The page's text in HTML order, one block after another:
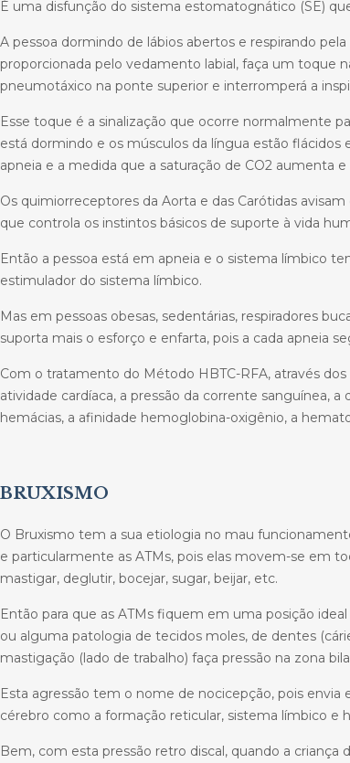
É uma disfunção do sistema estomatognático (SE)
A pessoa dormindo de lábios abertos e respirando
proporcionada pelo vedamento labial, faça um toque
pneumotáxico na ponte superior e interromperá a
Esse toque é a sinalização que ocorre normalmente
está dormindo e os músculos da língua estão flácidos
apneia e a medida que a saturação de CO2 aumenta
Os quimiorreceptores da Aorta e das Carótidas
que controla os instintos básicos de suporte à vida
Então a pessoa está em apneia e o sistema límbico
estimulador do sistema límbico.
Mas em pessoas obesas, sedentárias, respiradores
suporta mais o esforço e enfarta, pois a cada apneia
Com o tratamento do Método HBTC-RFA, através
atividade cardíaca, a pressão da corrente sanguínea,
hemácias, a afinidade hemoglobina-oxigênio, a
BRUXISMO
O Bruxismo tem a sua etiologia no mau
e particularmente as ATMs, pois elas movem-se em
mastigar, deglutir, bocejar, sugar, beijar, etc.
Então para que as ATMs fiquem em uma posição
ou alguma patologia de tecidos moles, de dentes
mastigação (lado de trabalho) faça pressão na zona
Esta agressão tem o nome de nocicepção, pois envia
cérebro como a formação reticular, sistema límbico e
Bem, com esta pressão retro discal, quando a